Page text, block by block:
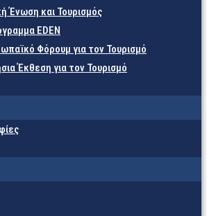
Ένωση και Τουρισμός
EDEN
Φόρουμ για τον Τουρισμό
Έκθεση για τον Τουρισμό